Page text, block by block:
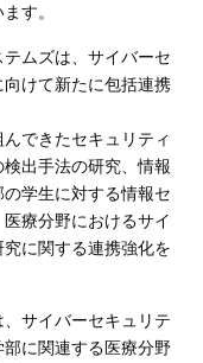
す。
ムズは、サイバーセ
けて新たに包括連携
できたセキュリティ
出手法の研究、情報
学生に対する情報セ
療分野におけるサイ
に関する連携強化を
サイバーセキュリテ
に関連する医療分野